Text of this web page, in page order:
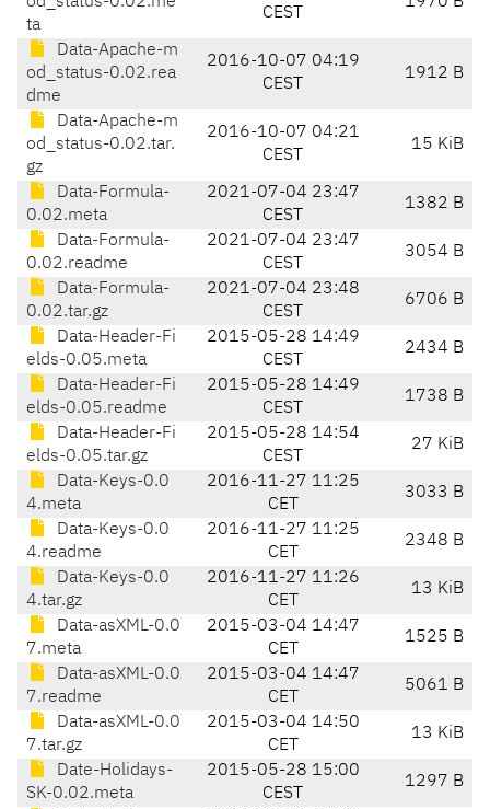
ta
CEST
Data-Apache-m
od_status-0.02.rea
dme
2016-10-07 04:19
CEST
1912 B
Data-Apache-m
od_status-0.02.tar.
gz
2016-10-07 04:21
CEST
15 KiB
Data-Formula-
0.02.meta
2021-07-04 23:47
CEST
1382 B
Data-Formula-
0.02.readme
2021-07-04 23:47
CEST
3054 B
Data-Formula-
0.02.tar.gz
2021-07-04 23:48
CEST
6706 B
Data-Header-Fi
elds-0.05.meta
2015-05-28 14:49
CEST
2434 B
Data-Header-Fi
elds-0.05.readme
2015-05-28 14:49
CEST
1738 B
Data-Header-Fi
elds-0.05.tar.gz
2015-05-28 14:54
CEST
27 KiB
Data-Keys-0.0
4.meta
2016-11-27 11:25
CET
3033 B
Data-Keys-0.0
4.readme
2016-11-27 11:25
CET
2348 B
Data-Keys-0.0
4.tar.gz
2016-11-27 11:26
CET
13 KiB
Data-asXML-0.0
7.meta
2015-03-04 14:47
CET
1525 B
Data-asXML-0.0
7.readme
2015-03-04 14:47
CET
5061 B
Data-asXML-0.0
7.tar.gz
2015-03-04 14:50
CET
13 KiB
Date-Holidays-
SK-0.02.meta
2015-05-28 15:00
CEST
1297 B